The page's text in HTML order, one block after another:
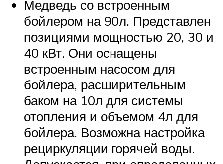
Медведь со встроенным
бойлером на 90л. Представлен
позициями мощностью 20, 30 и
40 кВт. Они оснащены
встроенным насосом для
бойлера, расширительным
баком на 10л для системы
отопления и объемом 4л для
бойлера. Возможна настройка
рециркуляции горячей воды.